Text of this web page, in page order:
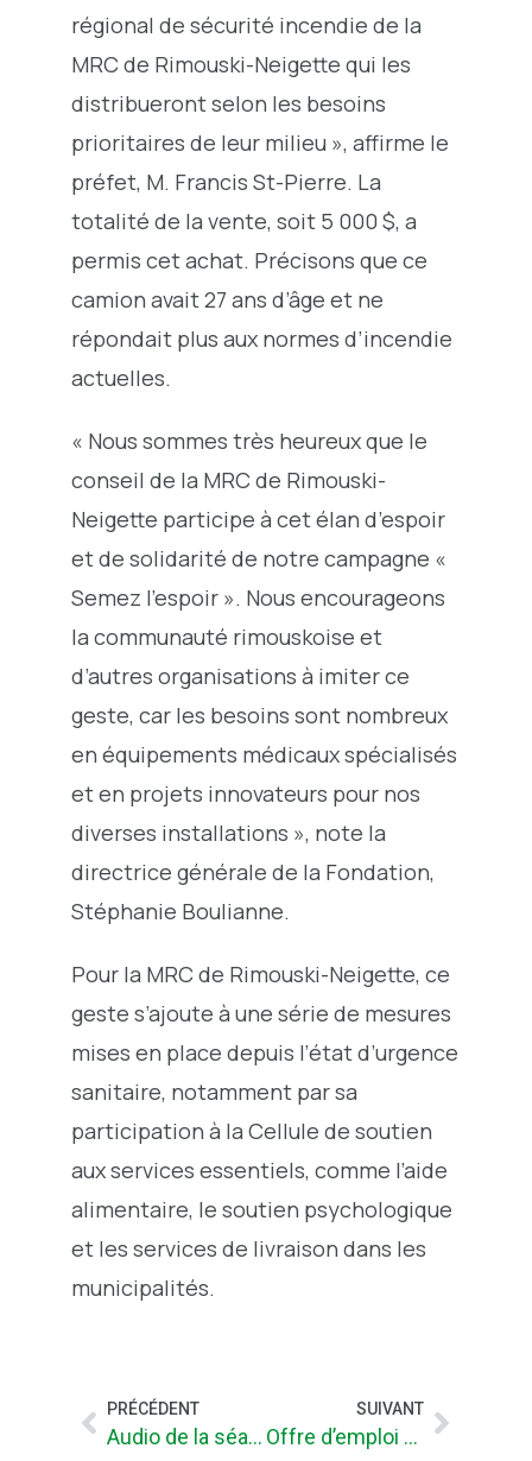
régional de sécurité incendie de la
MRC de Rimouski-Neigette qui les
distribueront selon les besoins
prioritaires de leur milieu », affirme le
préfet, M. Francis St-Pierre. La
totalité de la vente, soit 5 000 $, a
permis cet achat. Précisons que ce
camion avait 27 ans d’âge et ne
répondait plus aux normes d’incendie
actuelles.
« Nous sommes très heureux que le
conseil de la MRC de Rimouski-
Neigette participe à cet élan d’espoir
et de solidarité de notre campagne «
Semez l’espoir ». Nous encourageons
la communauté rimouskoise et
d’autres organisations à imiter ce
geste, car les besoins sont nombreux
en équipements médicaux spécialisés
et en projets innovateurs pour nos
diverses installations », note la
directrice générale de la Fondation,
Stéphanie Boulianne.
Pour la MRC de Rimouski-Neigette, ce
geste s’ajoute à une série de mesures
mises en place depuis l’état d’urgence
sanitaire, notamment par sa
participation à la Cellule de soutien
aux services essentiels, comme l’aide
alimentaire, le soutien psychologique
et les services de livraison dans les
municipalités.
PRÉCÉDENT
Audio de la séance du conseil (10-06-20)
SUIVANT
Offre d’emploi saisonnier: Ressource spécialisée en accompagnement